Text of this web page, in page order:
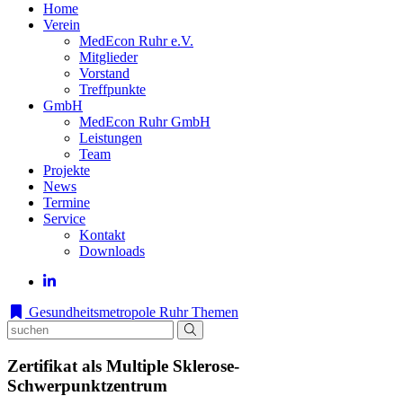
Home
Verein
MedEcon Ruhr e.V.
Mitglieder
Vorstand
Treffpunkte
GmbH
MedEcon Ruhr GmbH
Leistungen
Team
Projekte
News
Termine
Service
Kontakt
Downloads
Gesundheitsmetropole Ruhr Themen
Zertifikat als Multiple Sklerose-
Schwerpunktzentrum